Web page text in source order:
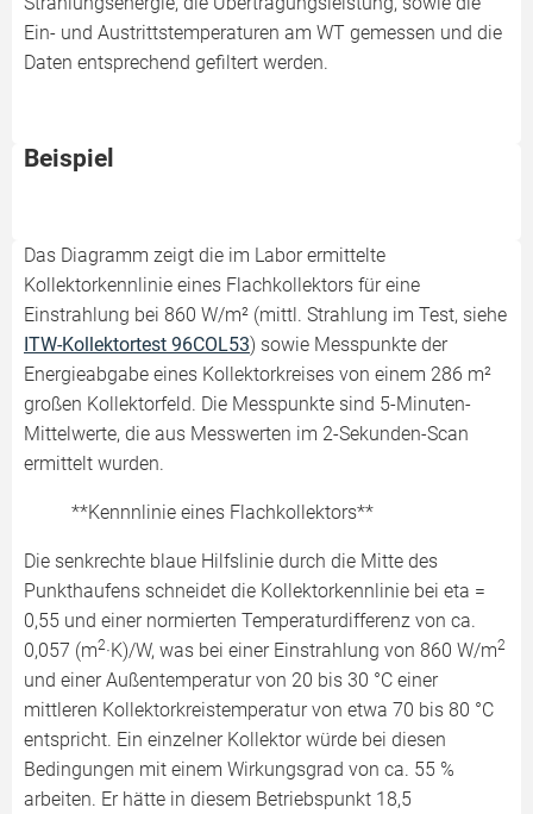
Ein- und Austrittstemperaturen am WT gemessen und die
Daten entsprechend gefiltert werden.
Beispiel
Das Diagramm zeigt die im Labor ermittelte
Kollektorkennlinie eines Flachkollektors für eine
Einstrahlung bei 860 W/m² (mittl. Strahlung im Test, siehe
ITW-Kollektortest 96COL53) sowie Messpunkte der
Energieabgabe eines Kollektorkreises von einem 286 m²
großen Kollektorfeld. Die Messpunkte sind 5-Minuten-
Mittelwerte, die aus Messwerten im 2-Sekunden-Scan
ermittelt wurden.
**Kennnlinie eines Flachkollektors**
Die senkrechte blaue Hilfslinie durch die Mitte des
Punkthaufens schneidet die Kollektorkennlinie bei eta =
0,55 und einer normierten Temperaturdifferenz von ca.
0,057 (m2·K)/W, was bei einer Einstrahlung von 860 W/m2
und einer Außentemperatur von 20 bis 30 °C einer
mittleren Kollektorkreistemperatur von etwa 70 bis 80 °C
entspricht. Ein einzelner Kollektor würde bei diesen
Bedingungen mit einem Wirkungsgrad von ca. 55 %
arbeiten. Er hätte in diesem Betriebspunkt 18,5